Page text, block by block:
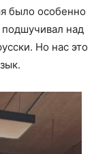
было особенно
над
Но нас это